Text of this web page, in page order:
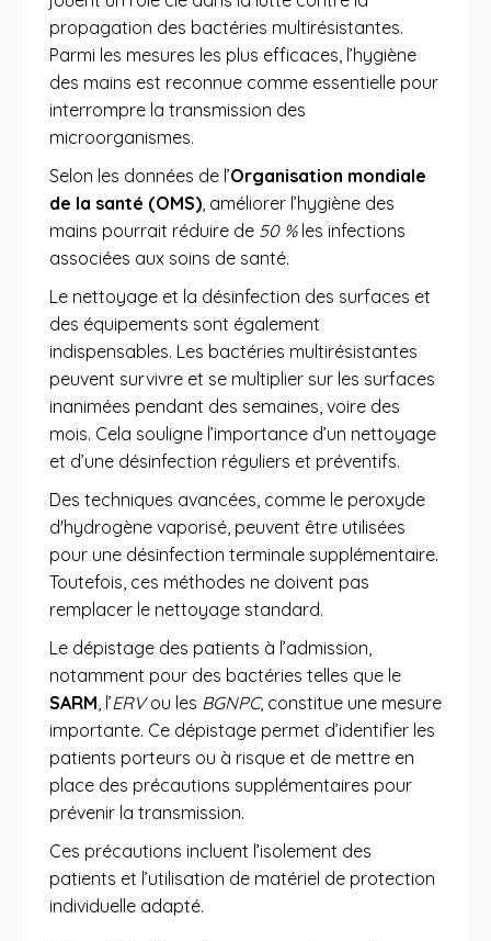
propagation des bactéries multirésistantes.
Parmi les mesures les plus efficaces, l’hygiène
des mains est reconnue comme essentielle pour
interrompre la transmission des
microorganismes.
Selon les données de l’Organisation mondiale
de la santé (OMS), améliorer l’hygiène des
mains pourrait réduire de 50 %les infections
associées aux soins de santé.
Le nettoyage et la désinfection des surfaces et
des équipements sont également
indispensables. Les bactéries multirésistantes
peuvent survivre et se multiplier sur les surfaces
inanimées pendant des semaines, voire des
mois. Cela souligne l’importance d’un nettoyage
et d’une désinfection réguliers et préventifs.
Des techniques avancées, comme le peroxyde
d'hydrogène vaporisé, peuvent être utilisées
pour une désinfection terminale supplémentaire.
Toutefois, ces méthodes ne doivent pas
remplacer le nettoyage standard.
Le dépistage des patients à l’admission,
notamment pour des bactéries telles que le
SARM, l’ERVou les BGNPC, constitue une mesure
importante. Ce dépistage permet d’identifier les
patients porteurs ou à risque et de mettre en
place des précautions supplémentaires pour
prévenir la transmission.
Ces précautions incluent l’isolement des
patients et l’utilisation de matériel de protection
individuelle adapté.